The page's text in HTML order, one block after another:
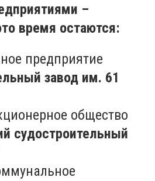
–
время остаются:
предприятие
завод им. 61
общество
судостроительный